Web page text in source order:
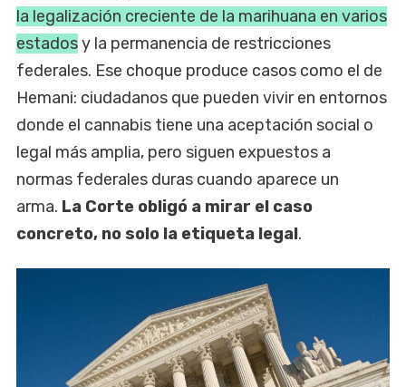
la legalización creciente de la marihuana en varios
estadosy la permanencia de restricciones
federales. Ese choque produce casos como el de
Hemani: ciudadanos que pueden vivir en entornos
donde el cannabis tiene una aceptación social o
legal más amplia, pero siguen expuestos a
normas federales duras cuando aparece un
arma. La Corte obligó a mirar el caso
concreto, no solo la etiqueta legal.